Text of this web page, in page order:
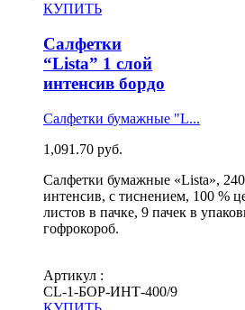
КУПИТЬ
Салфетки
“Lista” 1 слой
интенсив бордо
Салфетки бумажные "L...
1,091.70 руб.
Салфетки бумажные «Lista»,
интенсив, с тиснением, 100 %
листов в пачке, 9 пачек в
гофрокороб.
Артикул :
СL-1-БОР-ИНТ-400/9